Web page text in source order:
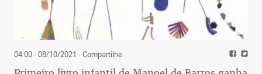
04:00 - 08/10/2021 - Compartilhe